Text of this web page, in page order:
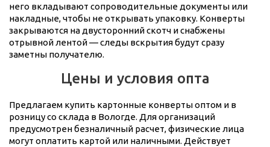
него вкладывают сопроводительные документы или
накладные, чтобы не открывать упаковку. Конверты
закрываются на двусторонний скотч и снабжены
отрывной лентой — следы вскрытия будут сразу
заметны получателю.
Цены и условия опта
Предлагаем купить картонные конверты оптом и в
розницу со склада в Вологде. Для организаций
предусмотрен безналичный расчет, физические лица
могут оплатить картой или наличными. Действует